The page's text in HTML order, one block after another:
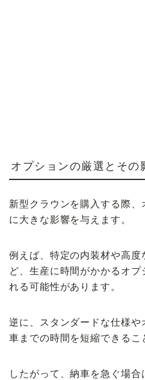
オプションの厳選とその
新型クラウンを購入する際、
に大きな影響を与えます。
例えば、特定の内装材や高度
ど、生産に時間がかかるオ
れる可能性があります。
逆に、スタンダードな仕様や
車までの時間を短縮できるこ
したがって、納車を急ぐ場